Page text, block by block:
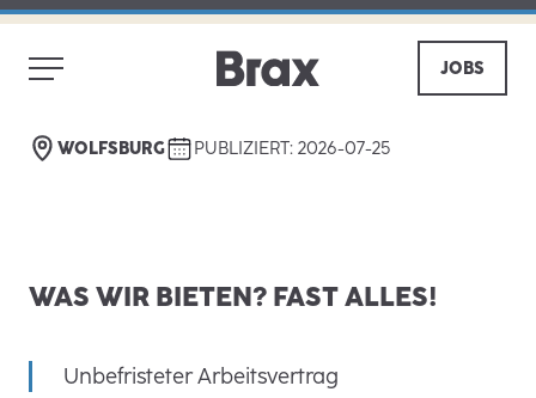
JOBS
(M/W/D) IN TEILZEIT 140
STUNDEN/MONAT - FOC
WOLFSBURG PUBLIZIERT: 2026-07-25
ZURÜCK
WAS WIR BIETEN? FAST ALLES!
Unbefristeter Arbeitsvertrag